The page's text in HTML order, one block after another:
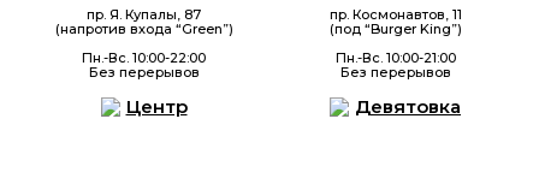
пр. Я. Купалы, 87
(напротив входа “Green”)
Пн.-Вс. 10:00-22:00
Без перерывов
пр. Космонавтов, 11
(под “Burger King”)
Пн.-Вс. 10:00-21:00
Без перерывов
Центр Девятовка